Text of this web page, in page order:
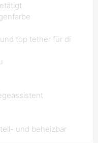
top tether für di
und beheizbar